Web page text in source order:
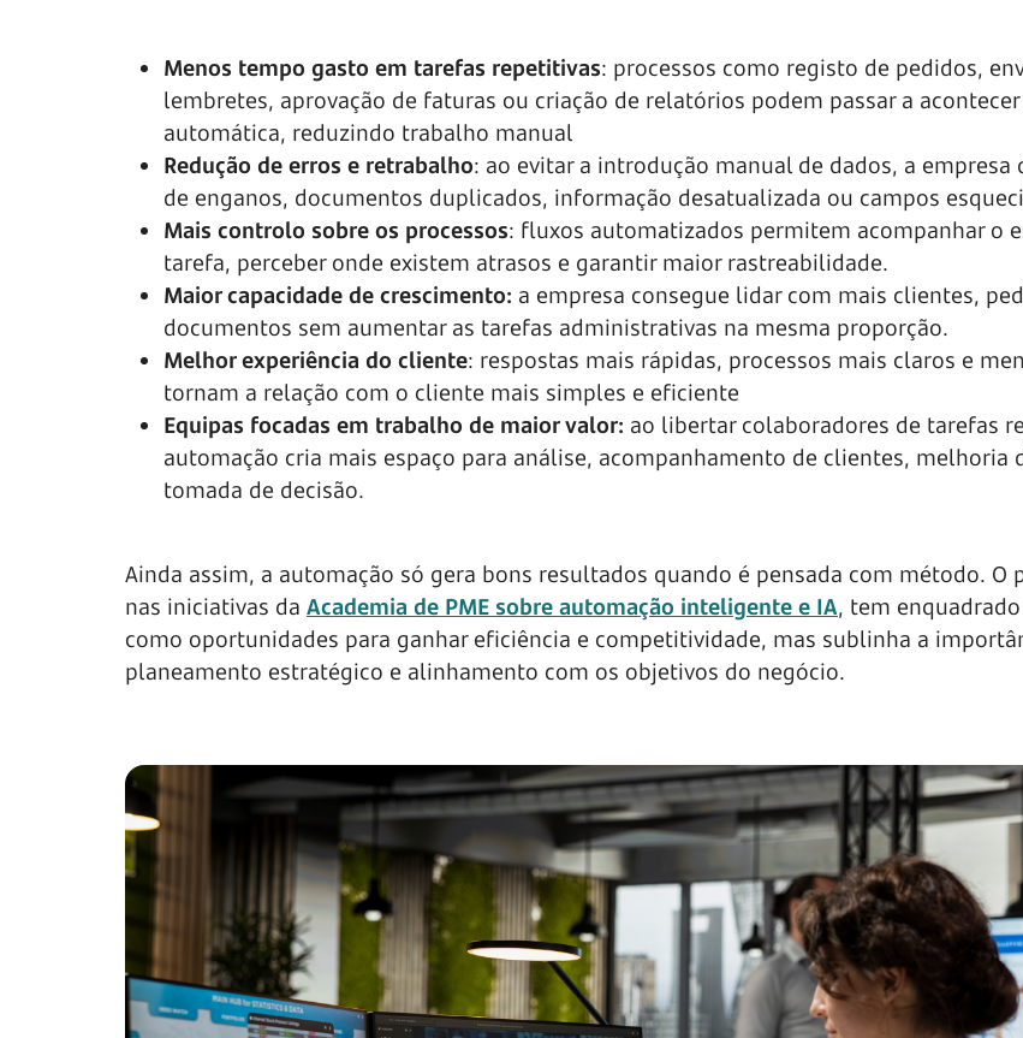
Menos tempo gasto em tarefas repetitivas: processos como registo de pedidos,
lembretes, aprovação de faturas ou criação de relatórios podem passar a
automática, reduzindo trabalho manual
Redução de erros e retrabalho: ao evitar a introdução manual de dados, a
de enganos, documentos duplicados, informação desatualizada ou campos
Mais controlo sobre os processos: fluxos automatizados permitem acompanhar o
tarefa, perceber onde existem atrasos e garantir maior rastreabilidade.
Maior capacidade de crescimento: a empresa consegue lidar com mais clientes,
documentos sem aumentar as tarefas administrativas na mesma proporção.
Melhor experiência do cliente: respostas mais rápidas, processos mais claros e
tornam a relação com o cliente mais simples e eficiente
Equipas focadas em trabalho de maior valor: ao libertar colaboradores de tarefas
automação cria mais espaço para análise, acompanhamento de clientes, melhoria
tomada de decisão.
Ainda assim, a automação só gera bons resultados quando é pensada com método. O
nas iniciativas da Academia de PME sobre automação inteligente e IA, tem
como oportunidades para ganhar eficiência e competitividade, mas sublinha a
planeamento estratégico e alinhamento com os objetivos do negócio.